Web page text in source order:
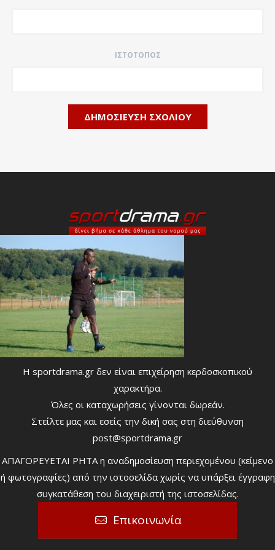
ΙΣΤΌΤΟΠΟΣ
Η sportdrama.gr δεν είναι επιχείρηση κερδοσκοπικού
χαρακτήρα.
Όλες οι καταχωρήσεις γίνονται δωρεάν.
Στείλτε μας και εσείς την δική σας στη διεύθυνση
post@sportdrama.gr
ΑΠΑΓΟΡΕΥΕΤΑΙ ΡΗΤΑ η αναδημοσίευση περιεχομένου (κείμενο
ή φωτογραφίες) από την ιστοσελίδα χωρίς να υπάρξει έγγραφη
συγκατάθεση του διαχειριστή της ιστοσελίδας.
Επικοινωνία